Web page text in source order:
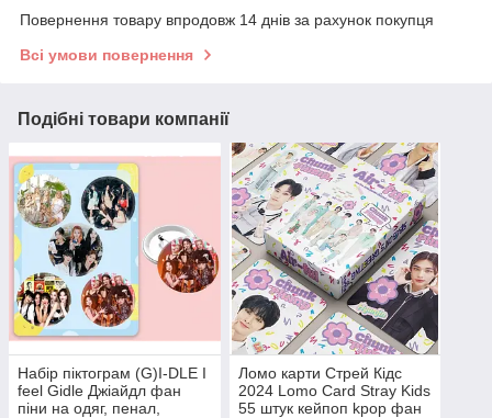
Повернення товару впродовж 14 днів за рахунок покупця
Всі умови повернення
Подібні товари компанії
Набір піктограм (G)I-DLE I
feel Gidle Джіайдл фан
піни на одяг, пенал,
Ломо карти Стрей Кідс
2024 Lomo Card Stray Kids
55 штук кейпоп kpop фан